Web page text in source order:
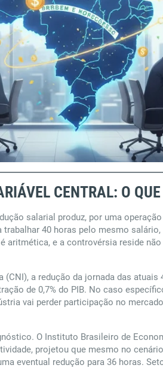
CENTRAL: O
salarial produz, por uma
40 horas pelo mesmo
e a controvérsia reside
a redução da jornada das
de 0,7% do PIB. No caso
vai perder participação no
O Instituto Brasileiro de
projetou que mesmo no
eventual redução para 36 horas.